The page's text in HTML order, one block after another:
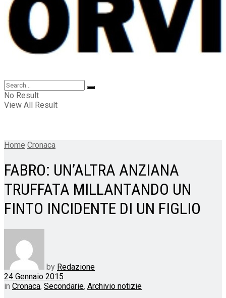
No Result
View All Result
Home Cronaca
FABRO: UN’ALTRA ANZIANA
TRUFFATA MILLANTANDO UN
FINTO INCIDENTE DI UN FIGLIO
by Redazione
24 Gennaio 2015
in Cronaca, Secondarie, Archivio notizie